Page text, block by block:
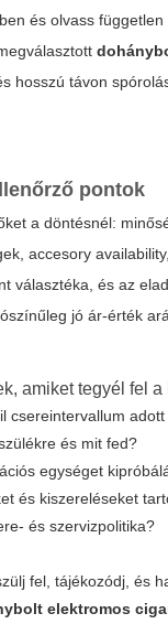
és olvass
hosszú távon
pontok
a döntésnél:
accesory
választéka, és az
jó ár-érték
amiket tegyél fel a
csereintervallum
és mit fed?
egységet
és kiszereléseket
és szervizpolitika?
fel, tájékozódj, és
elektromos